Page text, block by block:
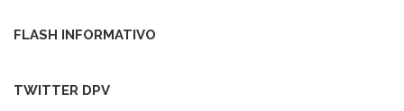
FLASH INFORMATIVO
TWITTER DPV